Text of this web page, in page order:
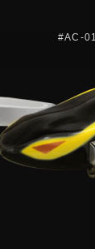
#AC-